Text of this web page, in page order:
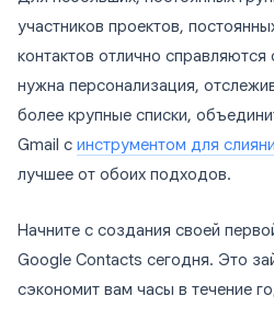
участников проектов,
контактов отлично
нужна персонализация,
более крупные списки,
Gmail с инструментом для
лучшее от обоих подходов.
Начните с создания своей
Google Contacts сегодня. Это
сэкономит вам часы в течение